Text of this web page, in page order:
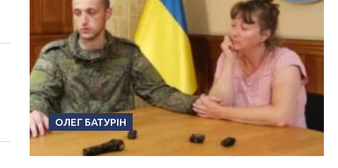
ОЛЕГ БАТУРІН